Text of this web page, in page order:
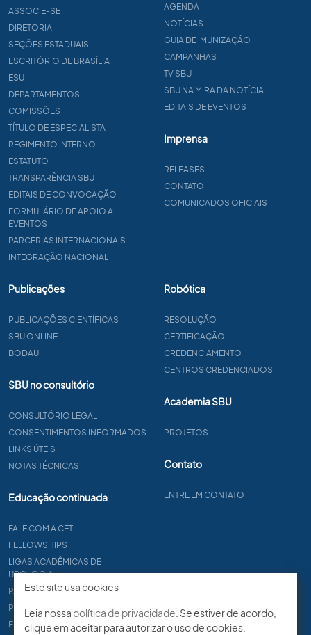
ASSOCIE-SE
DIRETORIA
SEÇÕES ESTADUAIS
ESCRITÓRIO DE BRASÍLIA
ESU
DEPARTAMENTOS
COMISSÕES
TÍTULO DE ESPECIALISTA
REGIMENTO INTERNO
ESTATUTO
TRANSPARÊNCIA SBU
EDITAIS DE CONVOCAÇÃO
FORMULÁRIO DE APOIO A
EVENTOS
PARCERIAS INTERNACIONAIS
INTEGRAÇÃO NACIONAL
AGENDA
NOTÍCIAS
GUIA DE IMUNIZAÇÃO
CAMPANHAS
TV SBU
SBU NA MIRA DA NOTÍCIA
EDITAIS DE EVENTOS
Imprensa
RELEASES
CONTATO
COMUNICADOS OFICIAIS
Publicações
PUBLICAÇÕES CIENTÍFICAS
SBU ONLINE
BODAU
SBU no consultório
CONSULTÓRIO LEGAL
CONSENTIMENTOS INFORMADOS
LINKS ÚTEIS
NOTAS TÉCNICAS
Educação continuada
FALE COM A CET
FELLOWSHIPS
LIGAS ACADÊMICAS DE
UROLOGIA
PAPER
PROCET
EDITAIS
Robótica
RESOLUÇÃO
CERTIFICAÇÃO
CREDENCIAMENTO
CENTROS CREDENCIADOS
Academia SBU
PROJETOS
Contato
ENTRE EM CONTATO
Este site usa cookies
Leia nossa política de privacidade . Se estiver de acordo,
clique em aceitar para autorizar o uso de cookies.